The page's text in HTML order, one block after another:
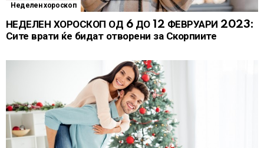
Неделен хороскоп
НЕДЕЛЕН ХОРОСКОП ОД 6 ДО 12 ФЕВРУАРИ 2023:
Сите врати ќе бидат отворени за Скорпиите